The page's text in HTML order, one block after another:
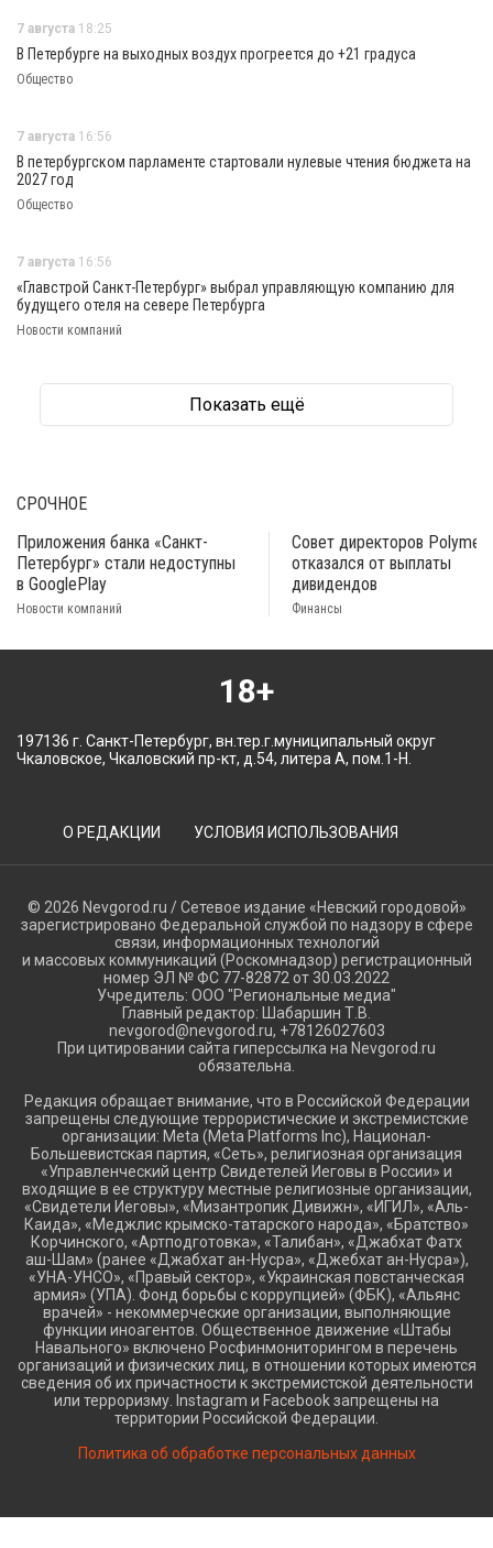
7 августа 18:25
В Петербурге на выходных воздух прогреется до +21 градуса
Общество
7 августа 16:56
В петербургском парламенте стартовали нулевые чтения бюджета на
2027 год
Общество
7 августа 16:56
«Главстрой Санкт-Петербург» выбрал управляющую компанию для
будущего отеля на севере Петербурга
Новости компаний
Показать ещё
СРОЧНОЕ
Приложения банка «Санкт-
Петербург» стали недоступны
в GooglePlay
Новости компаний
Совет директоров
отказался от выплаты
дивидендов
Финансы
18+
197136 г. Санкт-Петербург, вн.тер.г.муниципальный округ
Чкаловское, Чкаловский пр-кт, д.54, литера А, пом.1-Н.
О РЕДАКЦИИ УСЛОВИЯ ИСПОЛЬЗОВАНИЯ
© 2026 Nevgorod.ru / Сетевое издание «Невский городовой»
зарегистрировано Федеральной службой по надзору в сфере
связи, информационных технологий
и массовых коммуникаций (Роскомнадзор) регистрационный
номер ЭЛ № ФС 77-82872 от 30.03.2022
Учредитель: ООО "Региональные медиа"
Главный редактор: Шабаршин Т.В.
nevgorod@nevgorod.ru, +78126027603
При цитировании сайта гиперссылка на Nevgorod.ru
обязательна.
Редакция обращает внимание, что в Российской Федерации
запрещены следующие террористические и экстремистские
организации: Meta (Meta Platforms Inc), Национал-
Большевистская партия, «Сеть», религиозная организация
«Управленческий центр Свидетелей Иеговы в России» и
входящие в ее структуру местные религиозные организации,
«Свидетели Иеговы», «Мизантропик Дивижн», «ИГИЛ», «Аль-
Каида», «Меджлис крымско-татарского народа», «Братство»
Корчинского, «Артподготовка», «Талибан», «Джабхат Фатх
аш-Шам» (ранее «Джабхат ан-Нусра», «Джебхат ан-Нусра»),
«УНА-УНСО», «Правый сектор», «Украинская повстанческая
армия» (УПА). Фонд борьбы с коррупцией» (ФБК), «Альянс
врачей» - некоммерческие организации, выполняющие
функции иноагентов. Общественное движение «Штабы
Навального» включено Росфинмониторингом в перечень
организаций и физических лиц, в отношении которых имеются
сведения об их причастности к экстремистской деятельности
или терроризму. Instagram и Facebook запрещены на
территории Российской Федерации.
Политика об обработке персональных данных